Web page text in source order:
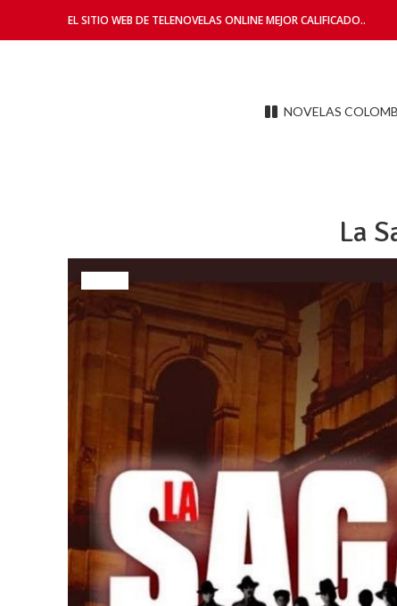
EL SITIO WEB DE TELENOVELAS ONLINE MEJOR CALIFICADO..
NOVELAS
La